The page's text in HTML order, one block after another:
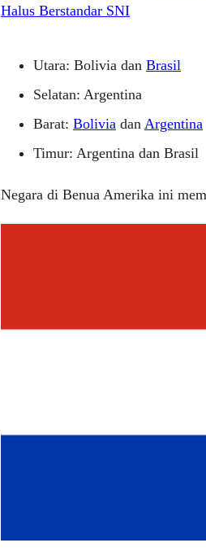
Halus Berstandar SNI
Utara: Bolivia dan Brasil
Selatan: Argentina
Barat: Bolivia dan Argentina
Timur: Argentina dan Brasil
Negara di Benua Amerika ini